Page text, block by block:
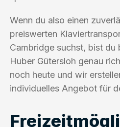
Wenn du also einen
preiswerten
Cambridge suchst, bist du
Huber Gütersloh genau
noch heute und wir
individuelles Angebot für